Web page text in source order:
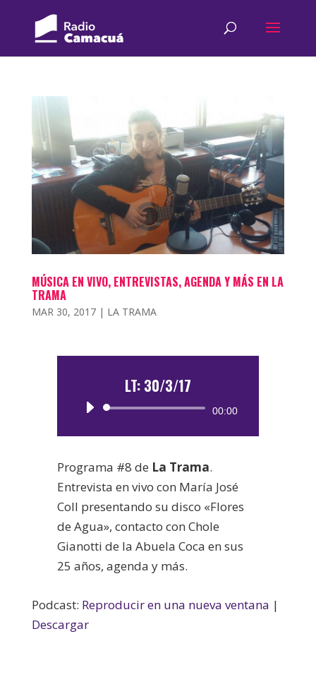
MÚSICA EN VIVO, ENTREVISTAS, AGENDA Y MÁS EN LA
TRAMA
MAR 30, 2017| LA TRAMA
LT: 30/3/17
Reproductor
00:00
Programa #8 de La Trama.
Entrevista en vivo con María José
Coll presentando su disco «Flores
de Agua», contacto con Chole
Gianotti de la Abuela Coca en sus
25 años, agenda y más.
Podcast: Reproducir en una nueva ventana |
Descargar